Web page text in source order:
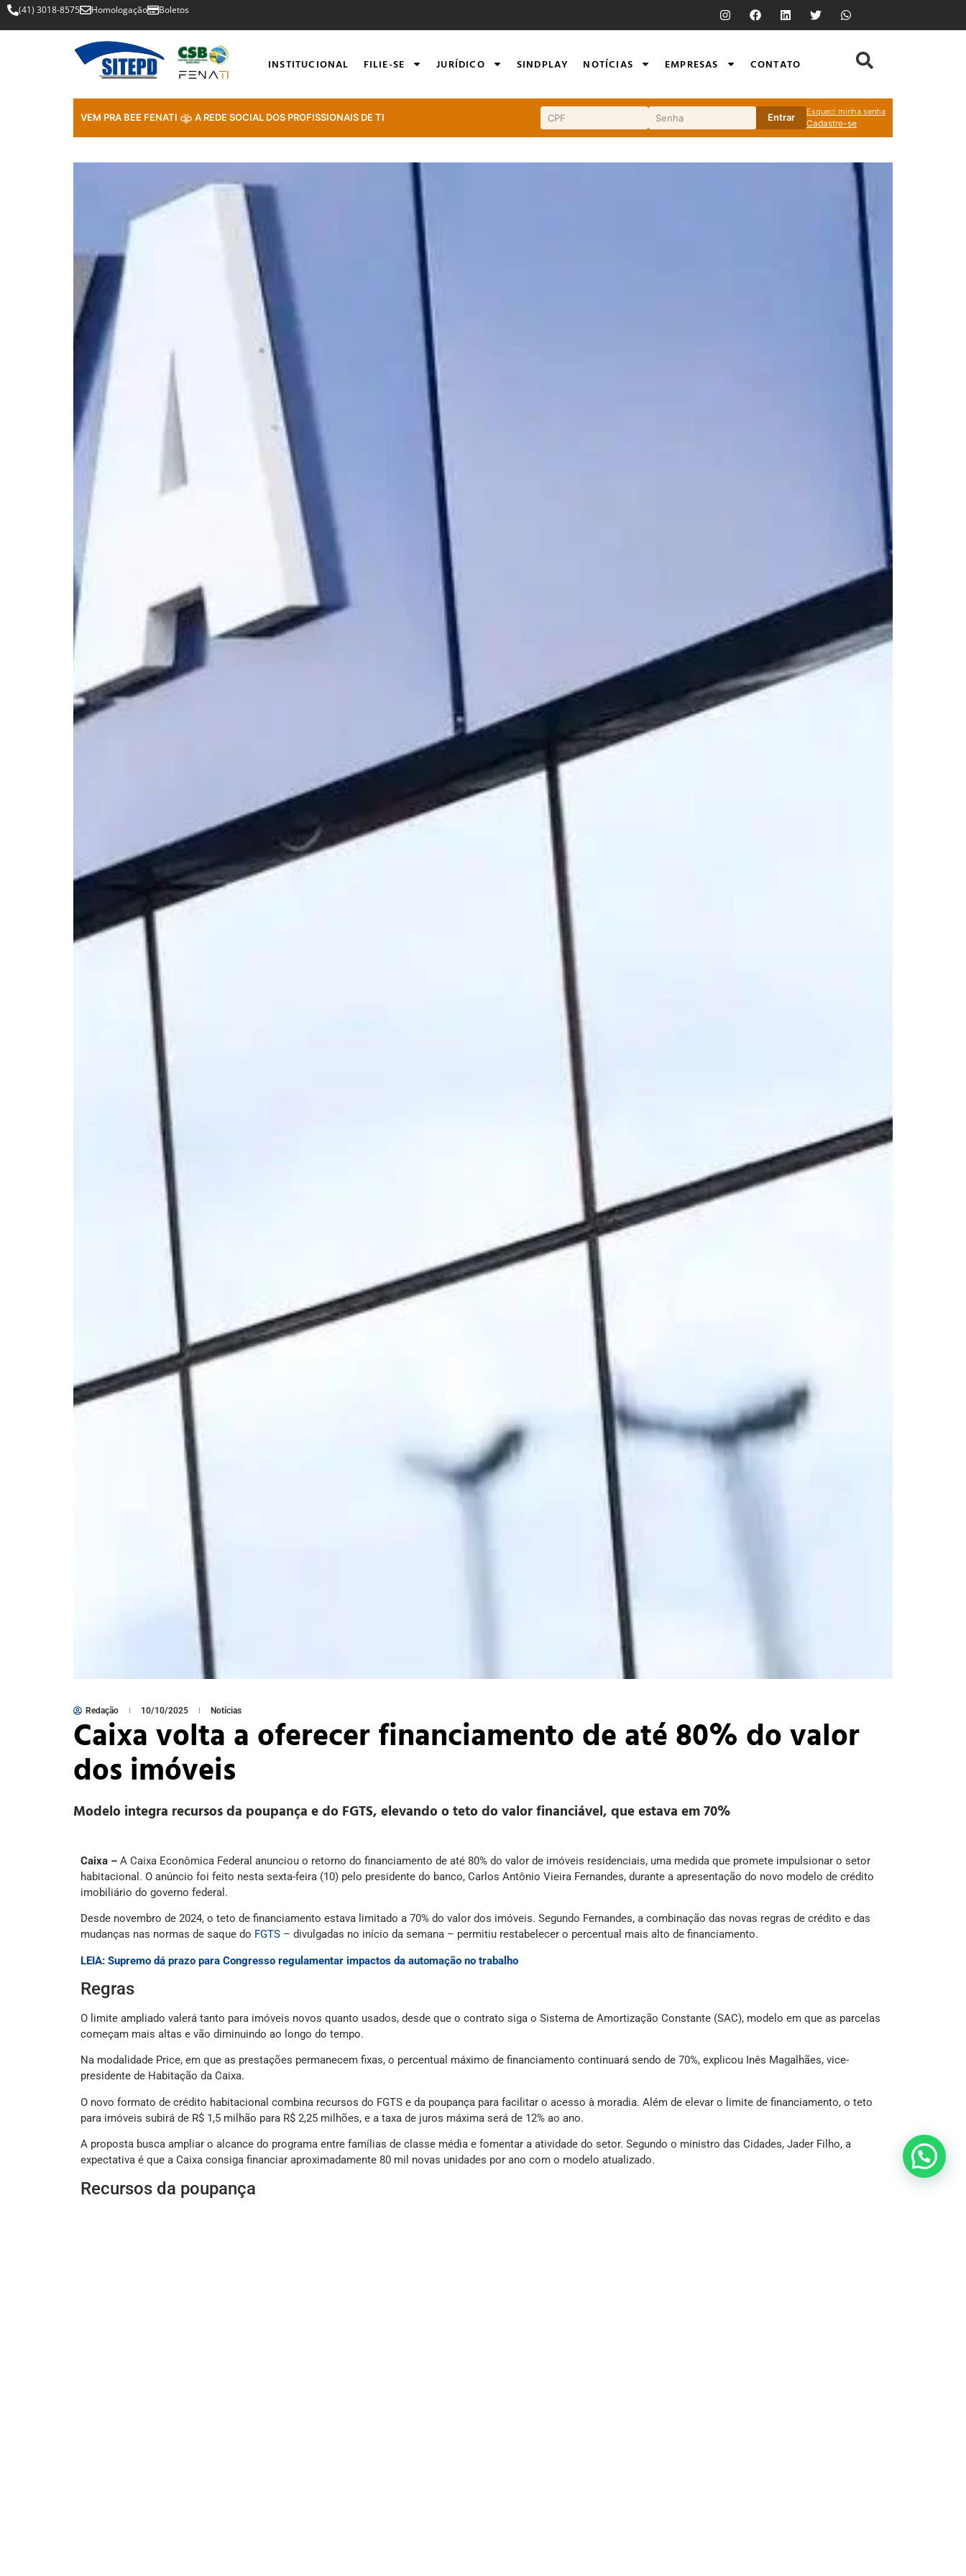
(41) 3018-8575 Homologação Boletos
INSTITUCIONAL FILIE-SE JURÍDICO SINDPLAY NOTÍCIAS EMPRESAS CONTATO
VEM PRA BEE FENATI A REDE SOCIAL DOS PROFISSIONAIS DE TI Entrar
Esqueci minha senha
Cadastre-se
Redação 10/10/2025 Notícias
Caixa volta a oferecer financiamento de até 80% do valor
dos imóveis
Modelo integra recursos da poupança e do FGTS, elevando o teto do valor financiável, que estava em 70%
Caixa – A Caixa Econômica Federal anunciou o retorno do financiamento de até 80% do valor de imóveis residenciais, uma medida que promete impulsionar o setor
habitacional. O anúncio foi feito nesta sexta-feira (10) pelo presidente do banco, Carlos Antônio Vieira Fernandes, durante a apresentação do novo modelo de crédito
imobiliário do governo federal.
Desde novembro de 2024, o teto de financiamento estava limitado a 70% do valor dos imóveis. Segundo Fernandes, a combinação das novas regras de crédito e das
mudanças nas normas de saque do FGTS – divulgadas no início da semana – permitiu restabelecer o percentual mais alto de financiamento.
LEIA: Supremo dá prazo para Congresso regulamentar impactos da automação no trabalho
Regras
O limite ampliado valerá tanto para imóveis novos quanto usados, desde que o contrato siga o Sistema de Amortização Constante (SAC), modelo em que as parcelas
começam mais altas e vão diminuindo ao longo do tempo.
Na modalidade Price, em que as prestações permanecem fixas, o percentual máximo de financiamento continuará sendo de 70%, explicou Inês Magalhães, vice-
presidente de Habitação da Caixa.
O novo formato de crédito habitacional combina recursos do FGTS e da poupança para facilitar o acesso à moradia. Além de elevar o limite de financiamento, o teto
para imóveis subirá de R$ 1,5 milhão para R$ 2,25 milhões, e a taxa de juros máxima será de 12% ao ano.
A proposta busca ampliar o alcance do programa entre famílias de classe média e fomentar a atividade do setor. Segundo o ministro das Cidades, Jader Filho, a
expectativa é que a Caixa consiga financiar aproximadamente 80 mil novas unidades por ano com o modelo atualizado.
Recursos da poupança